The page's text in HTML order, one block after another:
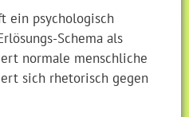
ein psychologisch
Schema als
normale menschliche
sich rhetorisch gegen